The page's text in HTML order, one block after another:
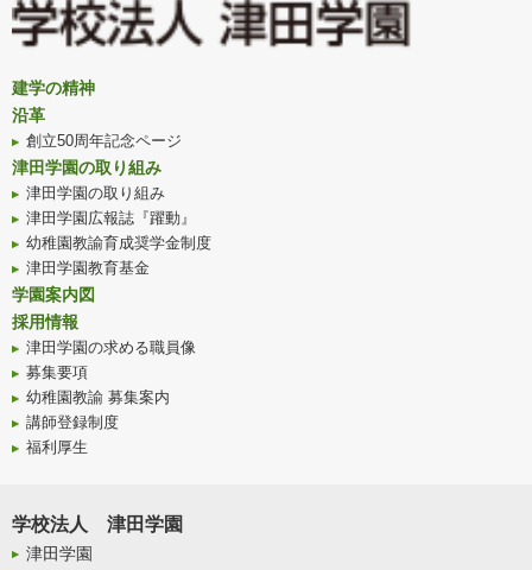
建学の精神
沿革
創立50周年記念ページ
津田学園の取り組み
津田学園の取り組み
津田学園広報誌『躍動』
幼稚園教諭育成奨学金制度
津田学園教育基金
学園案内図
採用情報
津田学園の求める職員像
募集要項
幼稚園教諭 募集案内
講師登録制度
福利厚生
学校法人 津田学園
津田学園